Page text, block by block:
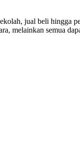
jual beli hingga
melainkan semua